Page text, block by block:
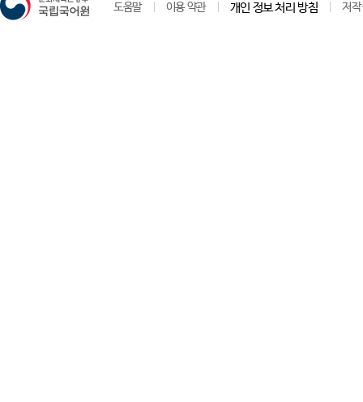
도움말 이용 약관 개인 정보 처리 방침 저